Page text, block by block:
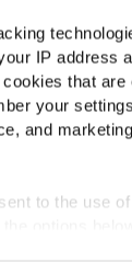
IP address
that
your
and
to the use
engagent